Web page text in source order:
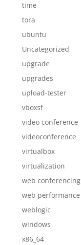
time
tora
ubuntu
Uncategorized
upgrade
upgrades
upload-tester
vboxsf
video conference
videoconference
virtualbox
virtualization
web conferencing
web performance
weblogic
windows
x86_64